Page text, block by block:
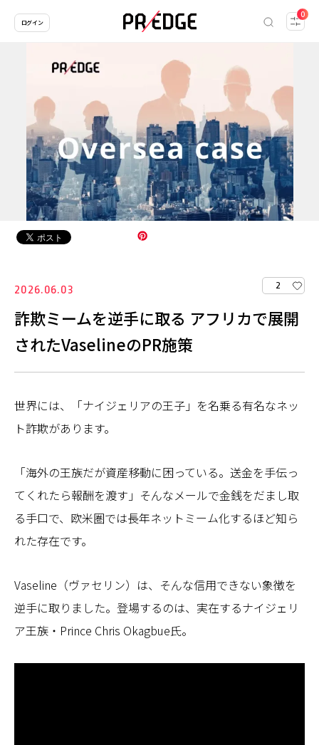
0
ログイン
2026.06.03 2
詐欺ミームを逆手に取る アフリカで展開
されたVaselineのPR施策
世界には、「ナイジェリアの王子」を名乗る有名なネッ
ト詐欺があります。
「海外の王族だが資産移動に困っている。送金を手伝っ
てくれたら報酬を渡す」そんなメールで金銭をだまし取
る手口で、欧米圏では長年ネットミーム化するほど知ら
れた存在です。
Vaseline（ヴァセリン）は、そんな信用できない象徴を
逆手に取りました。登場するのは、実在するナイジェリ
ア王族・Prince Chris Okagbue氏。